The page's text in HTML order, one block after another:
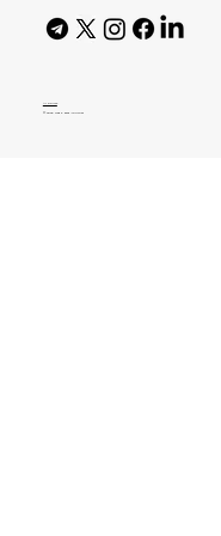
AI Policy
© 2026 High Bar Journal